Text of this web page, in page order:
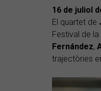
16 de juliol
El quartet de
Festival de
Fernández,
trajectòries